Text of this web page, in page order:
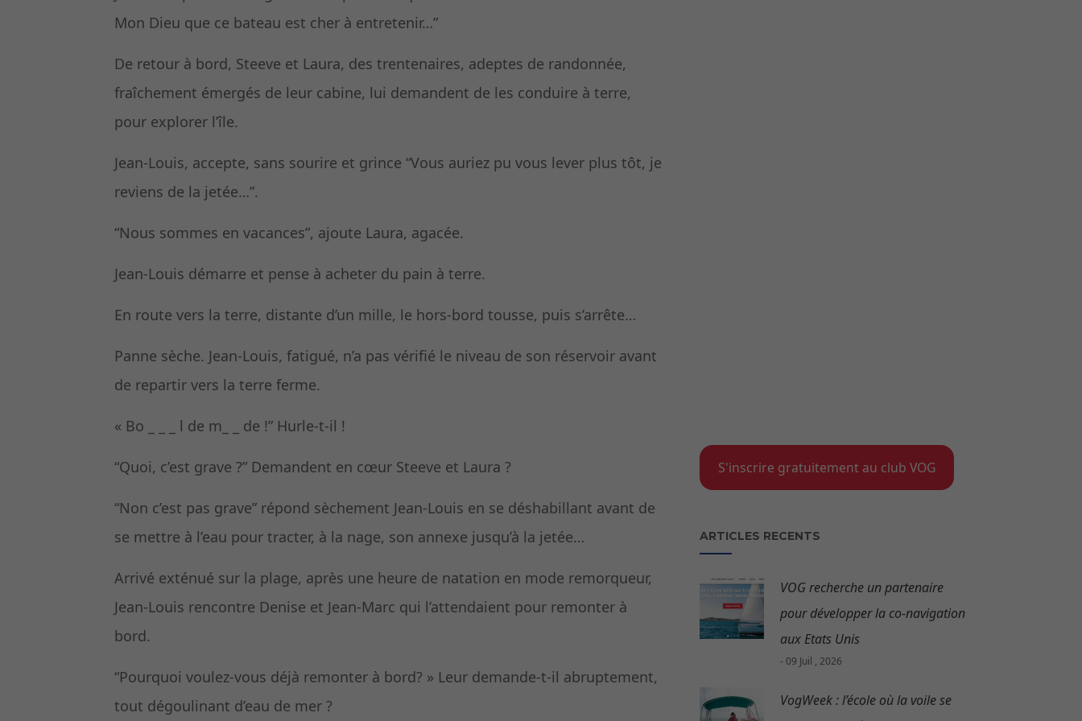
Mon Dieu que ce bateau est cher à entretenir…”
De retour à bord, Steeve et Laura, des trentenaires, adeptes de randonnée,
fraîchement émergés de leur cabine, lui demandent de les conduire à terre,
pour explorer l’île.
Jean-Louis, accepte, sans sourire et grince “Vous auriez pu vous lever plus tôt, je
reviens de la jetée…”.
“Nous sommes en vacances”, ajoute Laura, agacée.
Jean-Louis démarre et pense à acheter du pain à terre.
En route vers la terre, distante d’un mille, le hors-bord tousse, puis s’arrête…
Panne sèche. Jean-Louis, fatigué, n’a pas vérifié le niveau de son réservoir avant
de repartir vers la terre ferme.
« Bo _ _ _ l de m_ _ de !” Hurle-t-il !
“Quoi, c’est grave ?” Demandent en cœur Steeve et Laura ?
“Non c’est pas grave” répond sèchement Jean-Louis en se déshabillant avant de
se mettre à l’eau pour tracter, à la nage, son annexe jusqu’à la jetée…
Arrivé exténué sur la plage, après une heure de natation en mode remorqueur,
Jean-Louis rencontre Denise et Jean-Marc qui l’attendaient pour remonter à
bord.
“Pourquoi voulez-vous déjà remonter à bord? » Leur demande-t-il abruptement,
tout dégoulinant d’eau de mer ?
S'inscrire gratuitement au club VOG
ARTICLES RECENTS
VOG recherche un partenaire
pour développer la co-navigation
aux Etats Unis
- 09 Juil , 2026
VogWeek : l’école où la voile se